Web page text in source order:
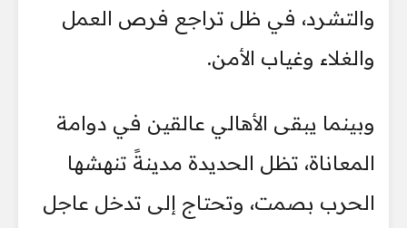
والتشرد، في ظل تراجع فرص العمل
والغلاء وغياب الأمن.
وبينما يبقى الأهالي عالقين في دوامة
المعاناة، تظل الحديدة مدينةً تنهشها
الحرب بصمت، وتحتاج إلى تدخل عاجل